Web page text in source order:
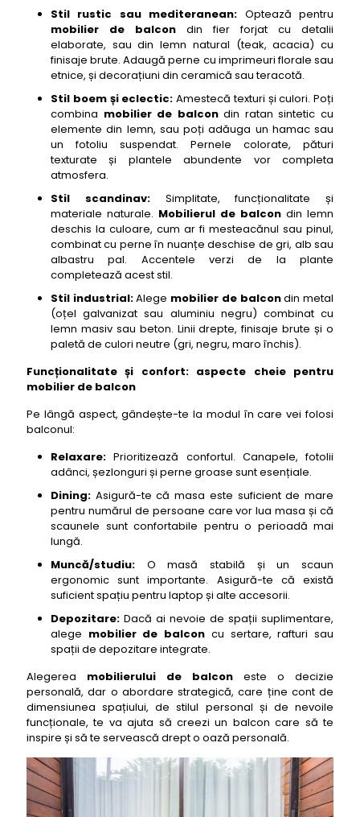
Stil rustic sau mediteranean: Optează pentru
mobilier de balcon din fier forjat cu detalii
elaborate, sau din lemn natural (teak, acacia) cu
finisaje brute. Adaugă perne cu imprimeuri florale sau
etnice, și decorațiuni din ceramică sau teracotă.
Stil boem și eclectic: Amestecă texturi și culori. Poți
combina mobilier de balcondin ratan sintetic cu
elemente din lemn, sau poți adăuga un hamac sau
un fotoliu suspendat. Pernele colorate, pături
texturate și plantele abundente vor completa
atmosfera.
Stil scandinav:Simplitate, funcționalitate și
materiale naturale. Mobilierul de balcon din lemn
deschis la culoare, cum ar fi mesteacănul sau pinul,
combinat cu perne în nuanțe deschise de gri, alb sau
albastru pal. Accentele verzi de la plante
completează acest stil.
Stil industrial:Alege mobilier de balcondin metal
(oțel galvanizat sau aluminiu negru) combinat cu
lemn masiv sau beton. Linii drepte, finisaje brute și o
paletă de culori neutre (gri, negru, maro închis).
Funcționalitate și confort: aspecte cheie pentru
mobilier de balcon
Pe lângă aspect, gândește-te la modul în care vei folosi
balconul:
Relaxare: Prioritizează confortul. Canapele, fotolii
adânci, șezlonguri și perne groase sunt esențiale.
Dining: Asigură-te că masa este suficient de mare
pentru numărul de persoane care vor lua masa și că
scaunele sunt confortabile pentru o perioadă mai
lungă.
Muncă/studiu: O masă stabilă și un scaun
ergonomic sunt importante. Asigură-te că există
suficient spațiu pentru laptop și alte accesorii.
Depozitare: Dacă ai nevoie de spații suplimentare,
alege mobilier de balcon cu sertare, rafturi sau
spații de depozitare integrate.
Alegerea mobilierului de balcon este o decizie
personală, dar o abordare strategică, care ține cont de
dimensiunea spațiului, de stilul personal și de nevoile
funcționale, te va ajuta să creezi un balcon care să te
inspire și să te servească drept o oază personală.